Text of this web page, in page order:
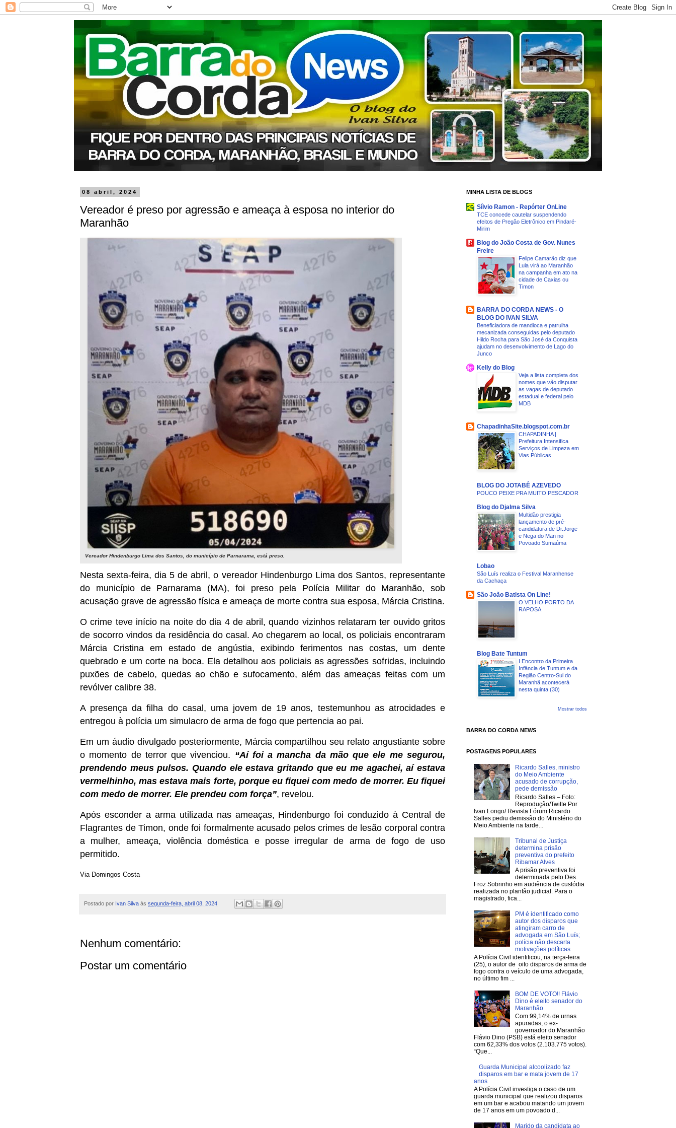
08 abril, 2024
Vereador é preso por agressão e ameaça à esposa no interior do
Maranhão
Vereador Hindenburgo Lima dos Santos, do município de Parnarama, está preso.
Nesta sexta-feira, dia 5 de abril, o vereador Hindenburgo Lima dos Santos, representante
do município de Parnarama (MA), foi preso pela Polícia Militar do Maranhão, sob
acusação grave de agressão física e ameaça de morte contra sua esposa, Márcia Cristina.
O crime teve início na noite do dia 4 de abril, quando vizinhos relataram ter ouvido gritos
de socorro vindos da residência do casal. Ao chegarem ao local, os policiais encontraram
Márcia Cristina em estado de angústia, exibindo ferimentos nas costas, um dente
quebrado e um corte na boca. Ela detalhou aos policiais as agressões sofridas, incluindo
puxões de cabelo, quedas ao chão e sufocamento, além das ameaças feitas com um
revólver calibre 38.
A presença da filha do casal, uma jovem de 19 anos, testemunhou as atrocidades e
entregou à polícia um simulacro de arma de fogo que pertencia ao pai.
Em um áudio divulgado posteriormente, Márcia compartilhou seu relato angustiante sobre
o momento de terror que vivenciou. “Aí foi a mancha da mão que ele me segurou,
prendendo meus pulsos. Quando ele estava gritando que eu me agachei, aí estava
vermelhinho, mas estava mais forte, porque eu fiquei com medo de morrer. Eu fiquei
com medo de morrer. Ele prendeu com força”, revelou.
Após esconder a arma utilizada nas ameaças, Hindenburgo foi conduzido à Central de
Flagrantes de Timon, onde foi formalmente acusado pelos crimes de lesão corporal contra
a mulher, ameaça, violência doméstica e posse irregular de arma de fogo de uso
permitido.
Via Domingos Costa
Postado por Ivan Silva às segunda-feira, abril 08, 2024
Nenhum comentário:
Postar um comentário
MINHA LISTA DE BLOGS
Sílvio Ramon - Repórter OnLine
TCE concede cautelar suspendendo
efeitos de Pregão Eletrônico em Pindaré-
Mirim
Blog do João Costa de Gov. Nunes
Freire
Felipe Camarão diz que
Lula virá ao Maranhão
na campanha em ato na
cidade de Caxias ou
Timon
BARRA DO CORDA NEWS - O
BLOG DO IVAN SILVA
Beneficiadora de mandioca e patrulha
mecanizada conseguidas pelo deputado
Hildo Rocha para São José da Conquista
ajudam no desenvolvimento de Lago do
Junco
Kelly do Blog
Veja a lista completa dos
nomes que vão disputar
as vagas de deputado
estadual e federal pelo
MDB
ChapadinhaSite.blogspot.com.br
CHAPADINHA |
Prefeitura Intensifica
Serviços de Limpeza em
Vias Públicas
BLOG DO JOTABÊ AZEVEDO
POUCO PEIXE PRA MUITO PESCADOR
Blog do Djalma Silva
Multidão prestigia
lançamento de pré-
candidatura de Dr.Jorge
e Nega do Man no
Povoado Sumaúma
Lobao
São Luís realiza o Festival Maranhense
da Cachaça
São João Batista On Line!
O VELHO PORTO DA
RAPOSA
Blog Bate Tuntum
I Encontro da Primeira
Infância de Tuntum e da
Região Centro-Sul do
Maranhã acontecerá
nesta quinta (30)
Mostrar todos
BARRA DO CORDA NEWS
POSTAGENS POPULARES
Ricardo Salles, ministro
do Meio Ambiente
acusado de corrupção,
pede demissão
Ricardo Salles – Foto:
Reprodução/Twitte Por
Ivan Longo/ Revista Fórum Ricardo
Salles pediu demissão do Ministério do
Meio Ambiente na tarde...
Tribunal de Justiça
determina prisão
preventiva do prefeito
Ribamar Alves
A prisão preventiva foi
determinada pelo Des.
Froz Sobrinho em audiência de custódia
realizada no plantão judicial. Para o
magistrado, fica...
PM é identificado como
autor dos disparos que
atingiram carro de
advogada em São Luís;
polícia não descarta
motivações políticas
A Polícia Civil identificou, na terça-feira
(25), o autor de oito disparos de arma de
fogo contra o veículo de uma advogada,
no último fim ...
BOM DE VOTO!! Flávio
Dino é eleito senador do
Maranhão
Com 99,14% de urnas
apuradas, o ex-
governador do Maranhão
Flávio Dino (PSB) está eleito senador
com 62,33% dos votos (2.103.775 votos).
“Que...
Guarda Municipal alcoolizado faz
disparos em bar e mata jovem de 17
anos
A Polícia Civil investiga o caso de um
guarda municipal que realizou disparos
em um bar e acabou matando um jovem
de 17 anos em um povoado d...
Marido da candidata ao